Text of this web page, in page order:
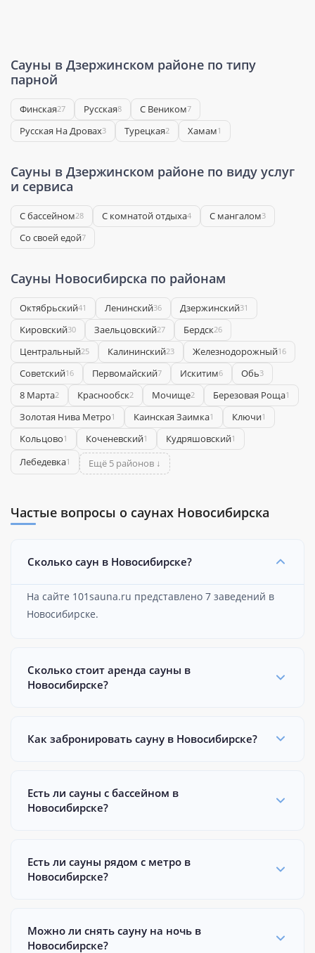
Сауны в Дзержинском районе по типу
парной
Финская27 Русская8 С Веником7
Русская На Дровах3 Турецкая2 Хамам1
Сауны в Дзержинском районе по виду услуг
и сервиса
С бассейном28 С комнатой отдыха4 С мангалом3
Со своей едой7
Сауны Новосибирска по районам
Октябрьский41 Ленинский36 Дзержинский31
Кировский30 Заельцовский27 Бердск26
Центральный25 Калининский23 Железнодорожный16
Советский16 Первомайский7 Искитим6 Обь3
8 Марта2 Краснообск2 Мочище2 Березовая Роща1
Золотая Нива Метро1 Каинская Заимка1 Ключи1
Кольцово1 Коченевский1 Кудряшовский1
Лебедевка1 Ещё 5 районов ↓
Частые вопросы о саунах Новосибирска
Сколько саун в Новосибирске?
На сайте 101sauna.ru представлено 7 заведений в
Новосибирске.
Сколько стоит аренда сауны в
Новосибирске?
Как забронировать сауну в Новосибирске?
Есть ли сауны с бассейном в
Новосибирске?
Есть ли сауны рядом с метро в
Новосибирске?
Можно ли снять сауну на ночь в
Новосибирске?